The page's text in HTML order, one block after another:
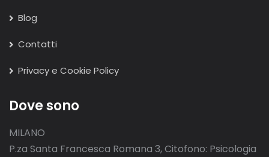
Blog
Contatti
Privacy e Cookie Policy
Dove sono
MILANO
P.za Santa Francesca Romana 3, Citofono: Psicologia